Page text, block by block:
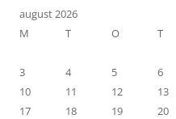
august 2026
M
T O T
3
4 5 6
10
11 12 13
17
18 19 20